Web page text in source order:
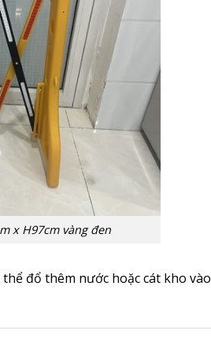
x H97cm vàng đen
đổ thêm nước hoặc cát kho vào